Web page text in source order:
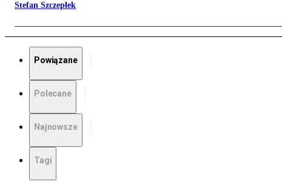
Stefan Szczepłek
Powiązane
Polecane
Najnowsze
Tagi